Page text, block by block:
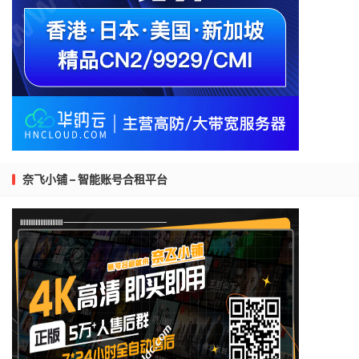
奈飞小铺 – 智能账号合租平台